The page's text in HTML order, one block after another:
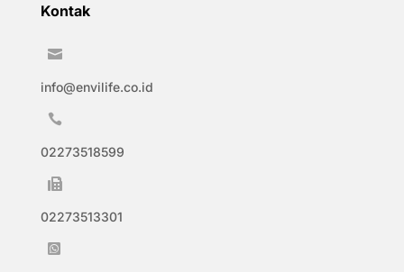
Kontak

info@envilife.co.id

02273518599

02273513301
